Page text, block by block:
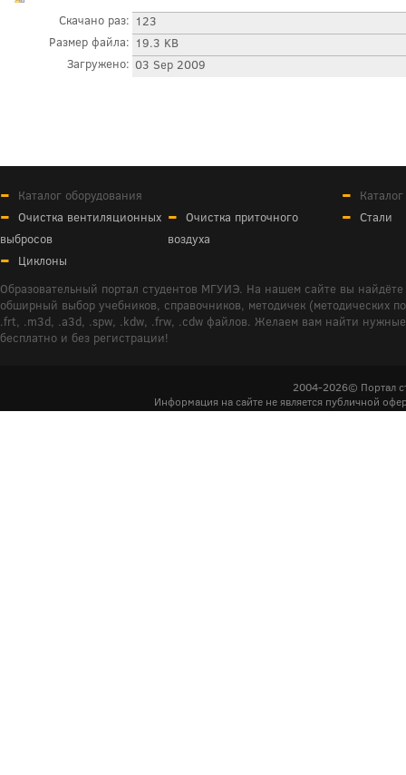
Скачано раз: 123
Размер файла: 19.3 KB
Загружено: 03 Sep 2009
Каталог оборудования
Очистка вентиляционных
выбросов
Очистка приточного
воздуха
Циклоны
Стали
Образовательный портал студентов МГУИЭ. На нашем сайте вы
обширный выбор учебников, справочников, методичек (методических
.frt, .m3d, .a3d, .spw, .kdw, .frw, .cdw файлов. Желаем вам найти
бесплатно и без регистрации!
2004-2026© Портал
Информация на сайте не является публичной